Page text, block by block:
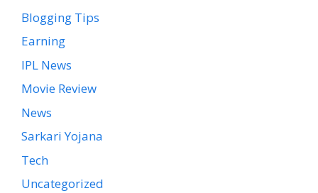
Blogging Tips
Earning
IPL News
Movie Review
News
Sarkari Yojana
Tech
Uncategorized